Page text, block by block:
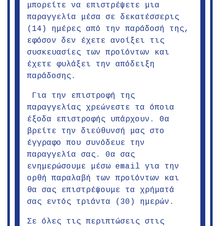
μπορείτε να επιστρέψετε μια
παραγγελία μέσα σε δεκατέσσερις
(14) ημέρες από την παράδοσή της,
εφόσον δεν έχετε ανοίξει τις
συσκευασίες των προϊόντων και
έχετε φυλάξει την απόδειξη
παράδοσης.
Για την επιστροφή της
παραγγελίας χρεώνεστε τα όποια
έξοδα επιστροφής υπάρχουν. Θα
βρείτε την διεύθυνσή μας στο
έγγραφο που συνόδευε την
παραγγελία σας. Θα σας
ενημερώσουμε μέσω email για την
ορθή παραλαβή των προϊόντων και
θα σας επιστρέψουμε τα χρήματά
σας εντός τριάντα (30) ημερών.
Σε όλες τις περιπτώσεις στις